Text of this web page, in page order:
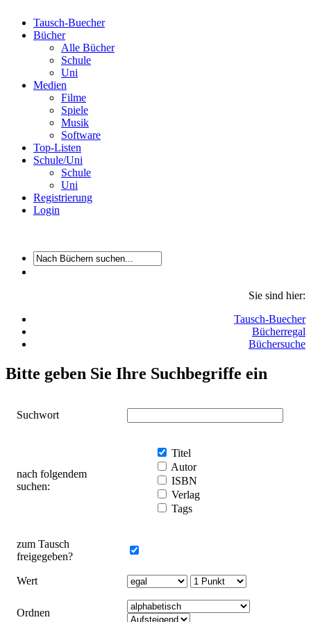
Tausch-Buecher
Bücher
Alle Bücher
Schule
Uni
Medien
Filme
Spiele
Musik
Software
Top-Listen
Schule/Uni
Schule
Uni
Registrierung
Login
Sie sind hier:
Tausch-Buecher
Bücherregal
Büchersuche
Bitte geben Sie Ihre Suchbegriffe ein
Suchwort
nach folgendem
suchen:
Titel
Autor
ISBN
Verlag
Tags
zum Tausch
freigegeben?
Wert
Ordnen